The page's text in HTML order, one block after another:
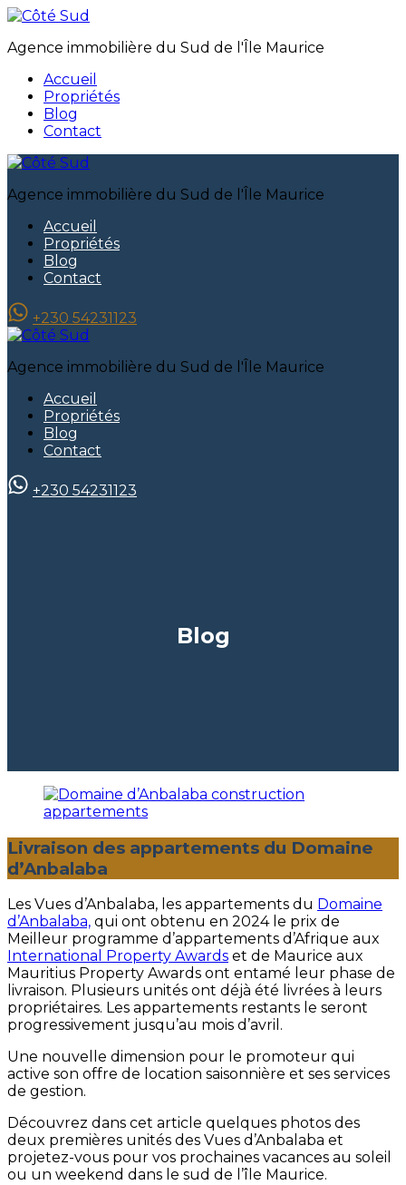
Agence immobilière du Sud de l'Île Maurice
Accueil
Propriétés
Blog
Contact
Agence immobilière du Sud de l'Île Maurice
Accueil
Propriétés
Blog
Contact
+230 54231123
Agence immobilière du Sud de l'Île Maurice
Accueil
Propriétés
Blog
Contact
+230 54231123
Blog
Livraison des appartements du Domaine
d’Anbalaba
Les Vues d’Anbalaba, les appartements du Domaine
d’Anbalaba, qui ont obtenu en 2024 le prix de
Meilleur programme d’appartements d’Afrique aux
International Property Awards et de Maurice aux
Mauritius Property Awards ont entamé leur phase de
livraison. Plusieurs unités ont déjà été livrées à leurs
propriétaires. Les appartements restants le seront
progressivement jusqu’au mois d’avril.
Une nouvelle dimension pour le promoteur qui
active son offre de location saisonnière et ses services
de gestion.
Découvrez dans cet article quelques photos des
deux premières unités des Vues d’Anbalaba et
projetez-vous pour vos prochaines vacances au soleil
ou un weekend dans le sud de l’île Maurice.